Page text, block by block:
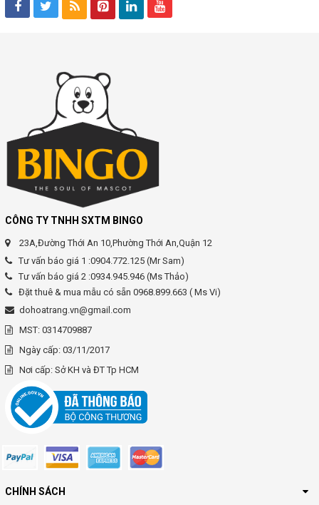
CÔNG TY TNHH SXTM BINGO
23A,Đường Thới An 10,Phường Thới An,Quận 12
Tư vấn báo giá 1 :0904.772.125 (Mr Sam)
Tư vấn báo giá 2 :0934.945.946 (Ms Thảo)
Đặt thuê & mua mẫu có sẵn 0968.899.663 ( Ms Vi)
dohoatrang.vn@gmail.com
MST: 0314709887
Ngày cấp: 03/11/2017
Nơi cấp: Sở KH và ĐT Tp HCM
CHÍNH SÁCH